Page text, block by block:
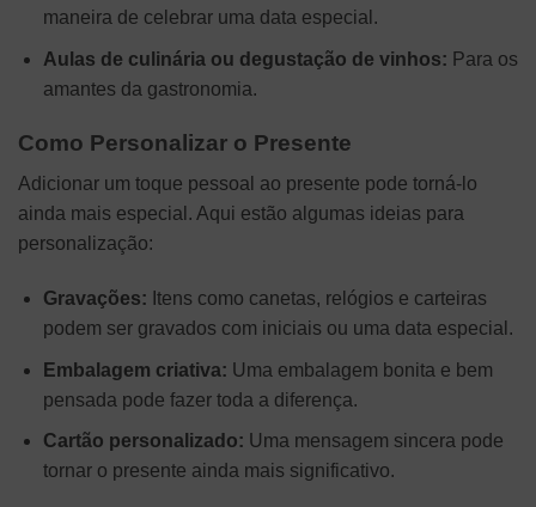
maneira de celebrar uma data especial.
Aulas de culinária ou degustação de vinhos: Para os
amantes da gastronomia.
Como Personalizar o Presente
Adicionar um toque pessoal ao presente pode torná-lo
ainda mais especial. Aqui estão algumas ideias para
personalização:
Gravações: Itens como canetas, relógios e carteiras
podem ser gravados com iniciais ou uma data especial.
Embalagem criativa: Uma embalagem bonita e bem
pensada pode fazer toda a diferença.
Cartão personalizado: Uma mensagem sincera pode
tornar o presente ainda mais significativo.